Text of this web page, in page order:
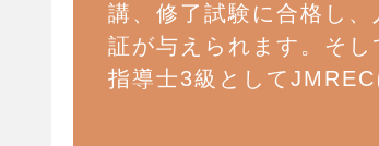
講、修了試験に合格し
証が与えられます。そ
指導士3級としてJMREC